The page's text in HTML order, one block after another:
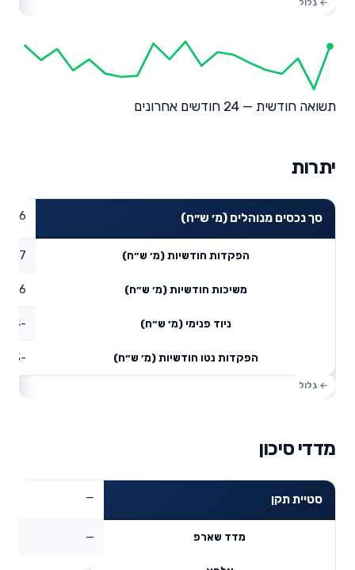
תשואה חודשית — 24 חודשים אחרונים
יתרות
סך נכסים מנוהלים (מ׳ ש״ח) 6.06
הפקדות חודשיות (מ׳ ש״ח) 0.07
משיכות חודשיות (מ׳ ש״ח) 0.06
ניוד פנימי (מ׳ ש״ח) -0.04
הפקדות נטו חודשיות (מ׳ ש״ח) -0.03
מדדי סיכון
סטיית תקן —
מדד שארפ —